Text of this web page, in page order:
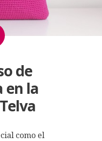
de
en la
como el